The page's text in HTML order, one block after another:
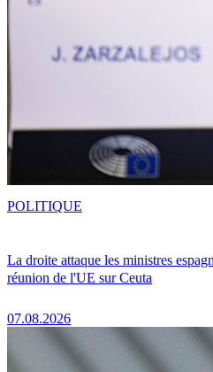
La droite attaque les ministres
réunion de l'UE sur Ceuta
07.08.2026
POLITIQUE